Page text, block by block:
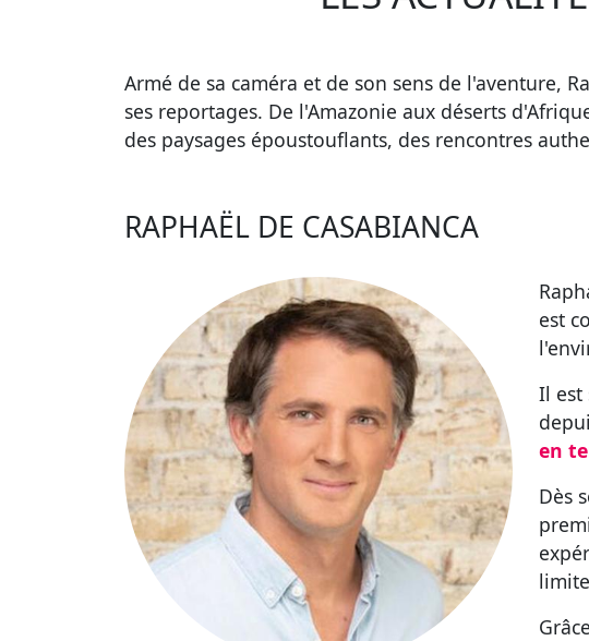
Armé de sa caméra et de son sens de l'aventure,
ses reportages. De l'Amazonie aux déserts
des paysages époustouflants, des rencontres
RAPHAËL DE CASABIANCA
est
Il est
en
Dès